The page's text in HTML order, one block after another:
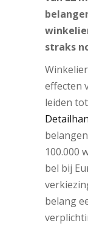
straks
effecten
leiden
100.000
bel bij
belang